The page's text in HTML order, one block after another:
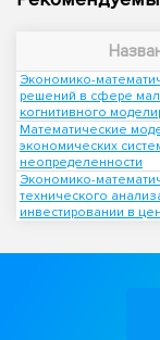
Экономико-
решений в сфере
когнитивного
Математические
экономических
неопределенности
Экономико-
технического
инвестировании в